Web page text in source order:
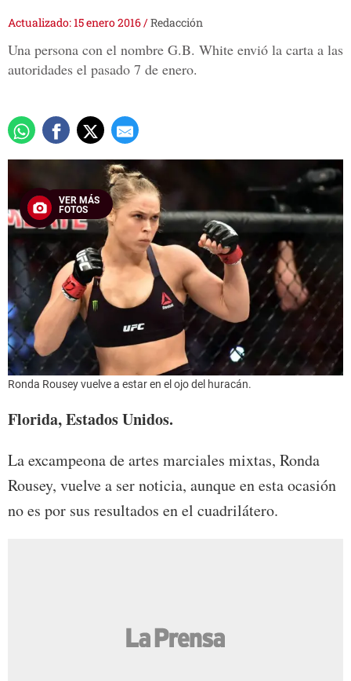
Actualizado: 15 enero 2016/Redacción
Una persona con el nombre G.B. White envió la carta a las
autoridades el pasado 7 de enero.
VER MÁS
FOTOS
Ronda Rousey vuelve a estar en el ojo del huracán.
Florida, Estados Unidos.
La excampeona de artes marciales mixtas, Ronda
Rousey, vuelve a ser noticia, aunque en esta ocasión
no es por sus resultados en el cuadrilátero.